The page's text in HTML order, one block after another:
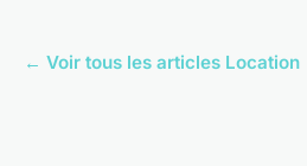
← Voir tous les articles Location